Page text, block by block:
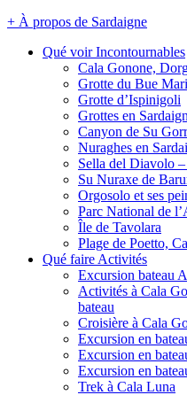
+ À propos de Sardaigne
Qué voir Incontournables
Cala Gonone,
Grotte du Bue
Grotte d’Ispinigoli
Grottes en
Canyon de Su
Nuraghes en
Sella del Diavolo
Su Nuraxe de
Orgosolo et ses
Parc National de
Île de Tavolara
Plage de Poetto,
Qué faire Activités
Excursion bateau
Activités à Cala
bateau
Croisière à Cala
Excursion en
Excursion en
Excursion en
Trek à Cala Luna